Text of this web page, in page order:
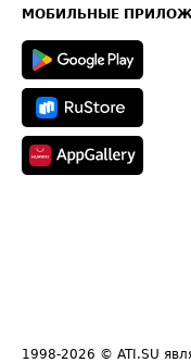
Техническая информация
МОБИЛЬНЫЕ
1998-2026 © ATI.SU